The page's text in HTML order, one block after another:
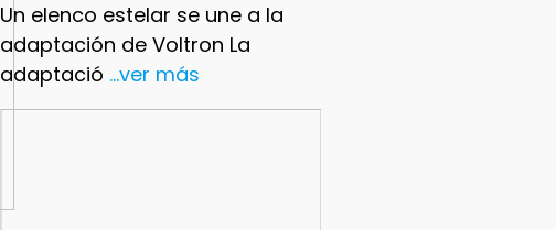
Un elenco estelar se une a la
adaptación de Voltron La
adaptació ...ver más